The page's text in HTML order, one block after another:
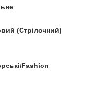
(Стрілочний)
Fashion